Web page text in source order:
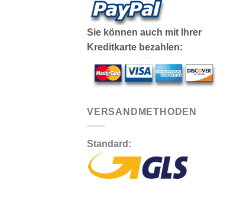
Sie können auch mit Ihrer
Kreditkarte bezahlen:
VERSANDMETHODEN
Standard: